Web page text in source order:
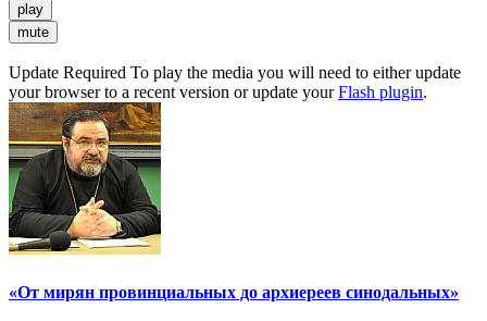
play
mute
Update Required To play the media you will need to either update
your browser to a recent version or update yourFlash plugin.
«От мирян провинциальных до архиереев синодальных»